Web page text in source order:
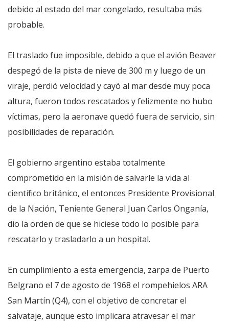
debido al estado del mar congelado, resultaba más
probable.
El traslado fue imposible, debido a que el avión Beaver
despegó de la pista de nieve de 300 m y luego de un
viraje, perdió velocidad y cayó al mar desde muy poca
altura, fueron todos rescatados y felizmente no hubo
víctimas, pero la aeronave quedó fuera de servicio, sin
posibilidades de reparación.
El gobierno argentino estaba totalmente
comprometido en la misión de salvarle la vida al
científico británico, el entonces Presidente Provisional
de la Nación, Teniente General Juan Carlos Onganía,
dio la orden de que se hiciese todo lo posible para
rescatarlo y trasladarlo a un hospital.
En cumplimiento a esta emergencia, zarpa de Puerto
Belgrano el 7 de agosto de 1968 el rompehielos ARA
San Martín (Q4), con el objetivo de concretar el
salvataje, aunque esto implicara atravesar el mar